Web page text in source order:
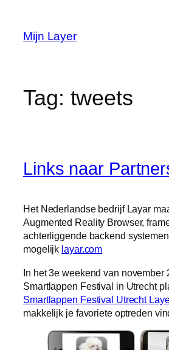
Mijn Layer
Tag: tweets
Links naar
Het Nederlandse bedrijf Layar
Augmented Reality Browser,
achterliggende backend systemen
mogelijk layar.com
In het 3e weekend van november
Smartlappen Festival in Utrecht
Smartlappen Festival Utrecht
makkelijk je favoriete optreden